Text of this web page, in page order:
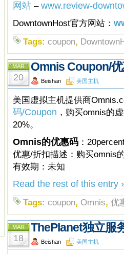
网站 – www.review-
DowntownHost官方网站：
Tags: coupon,
MAR
20
Omnis Coupon/
Beishan 美国主机
美国虚拟主机提供商
码/Coupon ，购买omnis的
20%。
Omnis的优惠码 ：
优惠/折扣描述：购买omnis
有效期：未知
Read the rest of this entry
Tags: coupon, Omnis, 优
MAR
18
ThePlanet独立服
Beishan 美国主机